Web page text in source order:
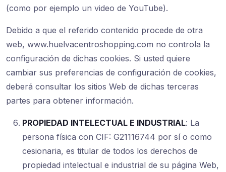
(como por ejemplo un video de YouTube).
Debido a que el referido contenido procede de otra
web, www.huelvacentroshopping.com no controla la
configuración de dichas cookies. Si usted quiere
cambiar sus preferencias de configuración de cookies,
deberá consultar los sitios Web de dichas terceras
partes para obtener información.
PROPIEDAD INTELECTUAL E INDUSTRIAL: La
persona física con CIF: G21116744 por sí o como
cesionaria, es titular de todos los derechos de
propiedad intelectual e industrial de su página Web,